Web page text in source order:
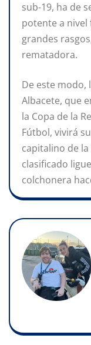
sub-19, ha de
potente a nivel
grandes
rematadora.
De este modo,
Albacete, que
la Copa de la
Fútbol, vivirá
capitalino de
clasificado
colchonera